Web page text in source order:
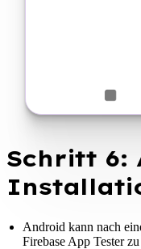
Schritt 6:
Android kann nach
Firebase App Tester